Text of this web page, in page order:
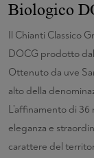
Biologico
Il Chianti Classico
DOCG prodotto
Ottenuto da uve
alto della
L’affinamento di
eleganza e
carattere del